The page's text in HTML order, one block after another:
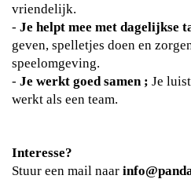
vriendelijk.
- Je helpt mee met dagelijkse
geven, spelletjes doen en
speelomgeving.
- Je werkt goed samen ; Je
werkt als een team.
Interesse?
Stuur een mail naar